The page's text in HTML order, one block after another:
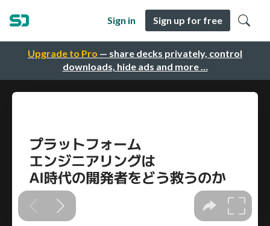
Upgrade to Pro — share decks privately, control
downloads, hide ads and more …
Sign in Sign up for free